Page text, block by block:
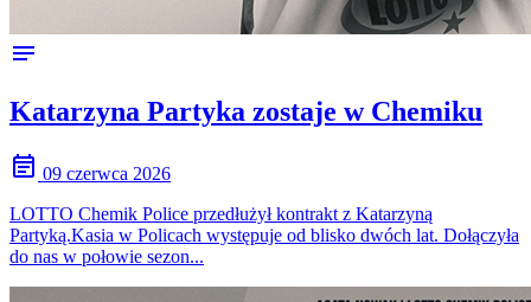
notes
Katarzyna Partyka zostaje w Chemiku
event_note 09 czerwca 2026
LOTTO Chemik Police przedłużył kontrakt z Katarzyną
Partyką.Kasia w Policach występuje od blisko dwóch lat. Dołączyła
do nas w połowie sezon...